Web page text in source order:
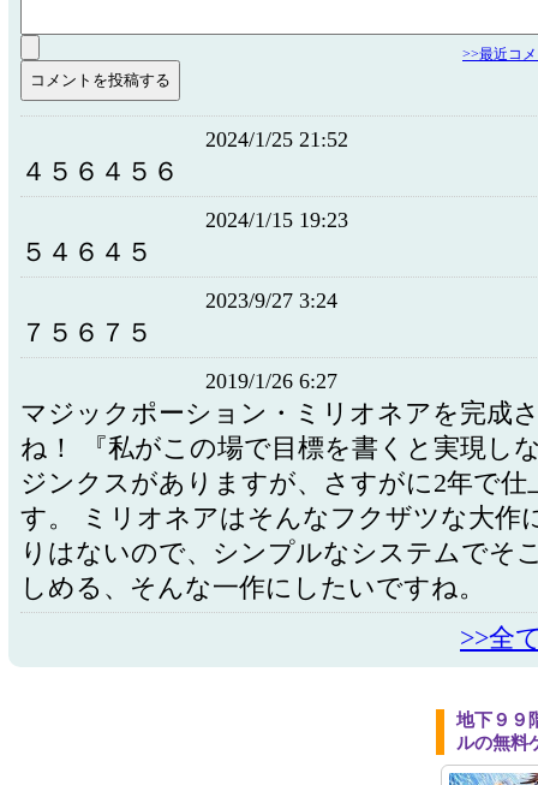
>>最近コ
2024/1/25 21:52
４５６４５６
2024/1/15 19:23
５４６４５
2023/9/27 3:24
７５６７５
2019/1/26 6:27
マジックポーション・ミリオネアを完成
ね！ 『私がこの場で目標を書くと実現し
ジンクスがありますが、さすがに2年で仕
す。 ミリオネアはそんなフクザツな大作
りはないので、シンプルなシステムでそ
しめる、そんな一作にしたいですね。
>>全
地下９９
ルの無料